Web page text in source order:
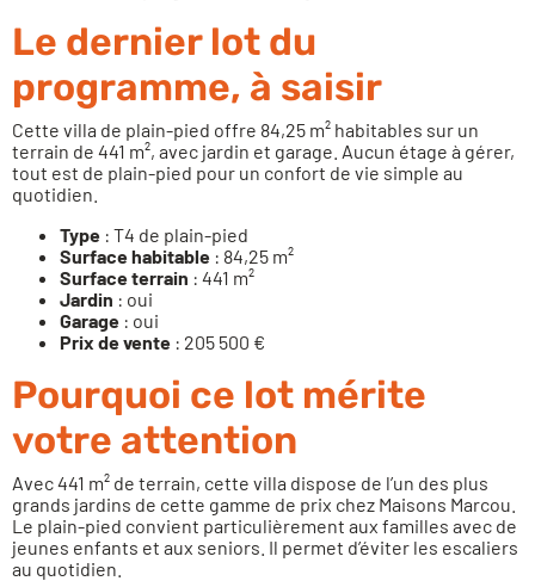
Le dernier lot du
programme, à saisir
Cette villa de plain-pied offre 84,25 m² habitables sur un
terrain de 441 m², avec jardin et garage. Aucun étage à gérer,
tout est de plain-pied pour un confort de vie simple au
quotidien.
Type : T4 de plain-pied
Surface habitable : 84,25 m²
Surface terrain : 441 m²
Jardin : oui
Garage : oui
Prix de vente : 205 500 €
Pourquoi ce lot mérite
votre attention
Avec 441 m² de terrain, cette villa dispose de l’un des plus
grands jardins de cette gamme de prix chez Maisons Marcou.
Le plain-pied convient particulièrement aux familles avec de
jeunes enfants et aux seniors. Il permet d’éviter les escaliers
au quotidien.